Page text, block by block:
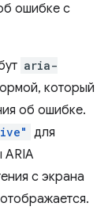
ошибке с
aria-
который
об ошибке.
для
с экрана